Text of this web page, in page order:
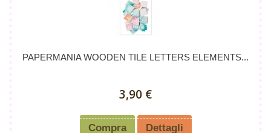
PAPERMANIA WOODEN TILE LETTERS ELEMENTS...
3,90 €
Compra Dettagli